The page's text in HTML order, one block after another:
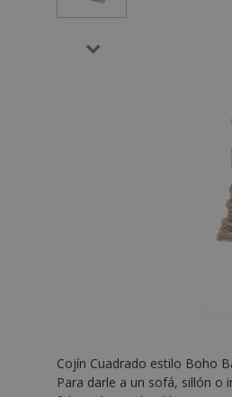
Cojín Cuadrado estilo Boho
Para darle a un sofá, sillón